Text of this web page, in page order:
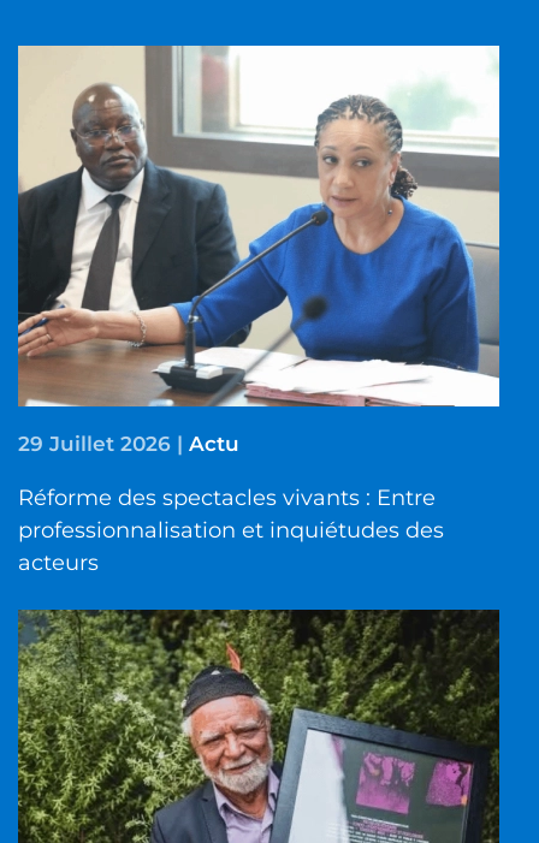
29 Juillet 2026 | Actu
Réforme des spectacles vivants : Entre
professionnalisation et inquiétudes des
acteurs